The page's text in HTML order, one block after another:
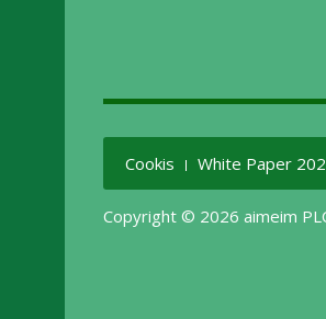
Cookis White Paper
Copyright © 2026 aimeim